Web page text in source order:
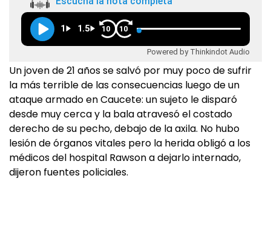
1 1.5 10 10
Powered by Thinkindot Audio
Un joven de 21 años se salvó por muy poco de sufrir
la más terrible de las consecuencias luego de un
ataque armado en Caucete: un sujeto le disparó
desde muy cerca y la bala atravesó el costado
derecho de su pecho, debajo de la axila. No hubo
lesión de órganos vitales pero la herida obligó a los
médicos del hospital Rawson a dejarlo internado,
dijeron fuentes policiales.